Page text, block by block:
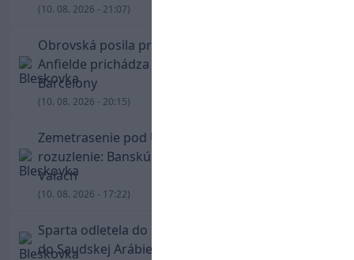
(10. 08. 2026 - 21:07)
Obrovská posila pre Liverpool: Defenzívu na
Anfielde prichádza vystužiť Ronald Araujo z
Barcelony
(10. 08. 2026 - 20:15)
Zemetrasenie pod Urpínom má rýchle
rozuzlenie: Banskú Bystricu preberá Daniel
Valach
(10. 08. 2026 - 17:22)
Sparta odletela do Lyonu bez Haraslína: Prestup
do Saudskej Arábie je na spadnutie